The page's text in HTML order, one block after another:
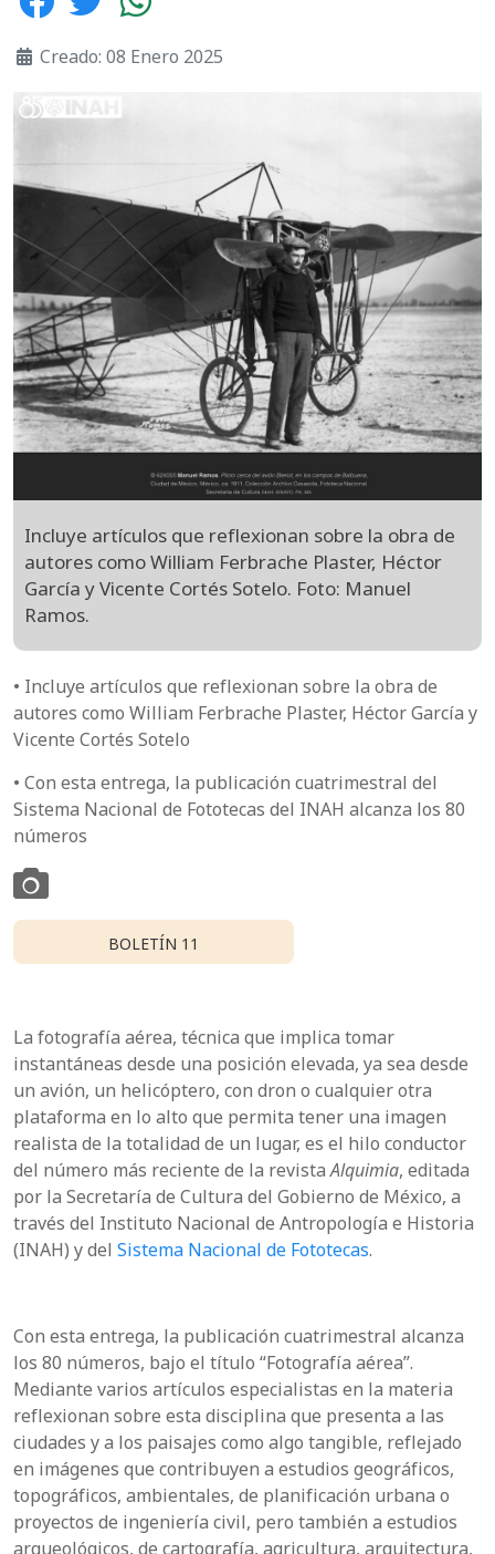
Creado: 08 Enero 2025
Incluye artículos que reflexionan sobre la obra de
autores como William Ferbrache Plaster, Héctor
García y Vicente Cortés Sotelo. Foto: Manuel
Ramos.
• Incluye artículos que reflexionan sobre la obra de
autores como William Ferbrache Plaster, Héctor García y
Vicente Cortés Sotelo
• Con esta entrega, la publicación cuatrimestral del
Sistema Nacional de Fototecas del INAH alcanza los 80
números
BOLETÍN 11
La fotografía aérea, técnica que implica tomar
instantáneas desde una posición elevada, ya sea desde
un avión, un helicóptero, con dron o cualquier otra
plataforma en lo alto que permita tener una imagen
realista de la totalidad de un lugar, es el hilo conductor
del número más reciente de la revistaAlquimia, editada
por la Secretaría de Cultura del Gobierno de México, a
través del Instituto Nacional de Antropología e Historia
(INAH) y del Sistema Nacional de Fototecas.
Con esta entrega, la publicación cuatrimestral alcanza
los 80 números, bajo el título “Fotografía aérea”.
Mediante varios artículos especialistas en la materia
reflexionan sobre esta disciplina que presenta a las
ciudades y a los paisajes como algo tangible, reflejado
en imágenes que contribuyen a estudios geográficos,
topográficos, ambientales, de planificación urbana o
proyectos de ingeniería civil, pero también a estudios
arqueológicos, de cartografía, agricultura, arquitectura,